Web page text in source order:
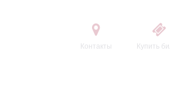
Контакты Купить